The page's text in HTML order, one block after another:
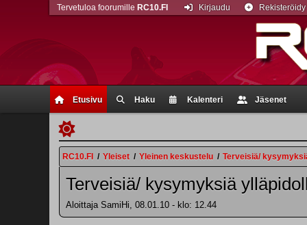
Etusivu Haku Kalenteri Jäsenet
Tervetuloa foorumille RC10.FI Kirjaudu Rekisteröidy
RC10.FI / Yleiset / Yleinen keskustelu / Terveisiä/
Terveisiä/ kysymyksiä
Aloittaja SamiHi, 08.01.10 - klo: 12.44